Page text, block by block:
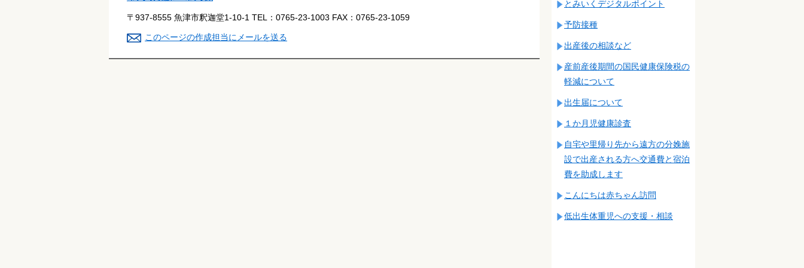
〒937-8555 魚津市釈迦堂1-10-1 TEL： 0765-23-1003 FAX： 0765-23-1059
このページの作成担当にメールを送る
とみいくデジタルポイント
予防接種
出産後の相談など
産前産後期間の国民健康保険税の
軽減について
出生届について
１か月児健康診査
自宅や里帰り先から遠方の分娩施
設で出産される方へ交通費と宿泊
費を助成します
こんにちは赤ちゃん訪問
低出生体重児への支援・相談